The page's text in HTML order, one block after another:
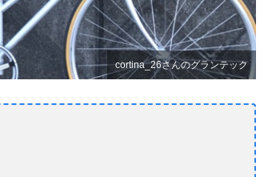
cortina_26さんのグランテック